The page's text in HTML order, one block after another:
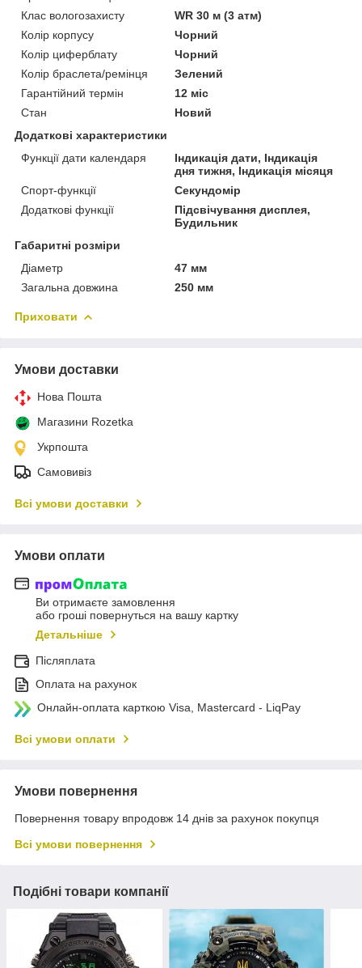
Клас вологозахисту
WR 30 м (3 атм)
Колір корпусу
Чорний
Колір циферблату
Чорний
Колір браслета/ремінця
Зелений
Гарантійний термін
12 міс
Стан
Новий
Додаткові характеристики
Функції дати календаря
Індикація дати, Індикація
дня тижня, Індикація місяця
Спорт-функції
Секундомір
Додаткові функції
Підсвічування дисплея,
Будильник
Габаритні розміри
Діаметр
47 мм
Загальна довжина
250 мм
Приховати
Умови доставки
Нова Пошта
Магазини Rozetka
Укрпошта
Самовивіз
Всі умови доставки
Умови оплати
Ви отримаєте замовлення
або гроші повернуться на вашу картку
Детальніше
Післяплата
Оплата на рахунок
Онлайн-оплата карткою Visa, Mastercard - LiqPay
Всі умови оплати
Умови повернення
Повернення товару впродовж 14 днів за рахунок покупця
Всі умови повернення
Подібні товари компанії